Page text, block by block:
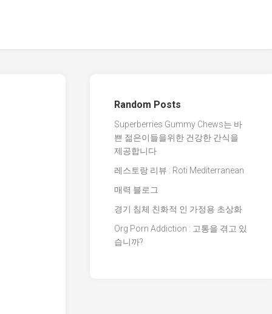
Random Posts
Superberries Gummy Chews는 바
쁜 젊은이들을위한 건강한 간식을
제공합니다
레스토랑 리뷰 : Roti Mediterranean
매력 블로그
경기 침체 친화적 인 가정용 초상화
Org Porn Addiction : 고통을 겪고 있
습니까?